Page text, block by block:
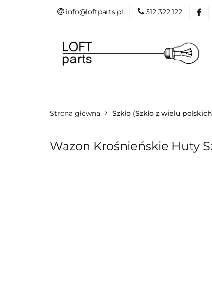
info@loftparts.pl 512 322 122
Promo
Kategorie
Katalogi Blog
Strona główna Szkło (Szkło z wielu
Wazon Krośnieńskie Huty